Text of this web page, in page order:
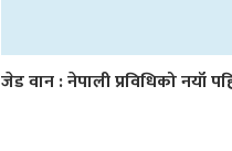
जेड वान : नेपाली प्रविधिको नयाँ